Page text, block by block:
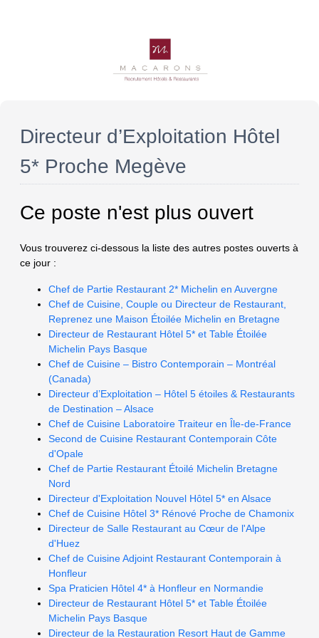
Directeur d’Exploitation Hôtel
5* Proche Megève
Ce poste n'est plus ouvert
Vous trouverez ci-dessous la liste des autres postes ouverts à
ce jour :
Chef de Partie Restaurant 2* Michelin en Auvergne
Chef de Cuisine, Couple ou Directeur de Restaurant,
Reprenez une Maison Étoilée Michelin en Bretagne
Directeur de Restaurant Hôtel 5* et Table Étoilée
Michelin Pays Basque
Chef de Cuisine – Bistro Contemporain – Montréal
(Canada)
Directeur d’Exploitation – Hôtel 5 étoiles & Restaurants
de Destination – Alsace
Chef de Cuisine Laboratoire Traiteur en Île-de-France
Second de Cuisine Restaurant Contemporain Côte
d'Opale
Chef de Partie Restaurant Étoilé Michelin Bretagne
Nord
Directeur d'Exploitation Nouvel Hôtel 5* en Alsace
Chef de Cuisine Hôtel 3* Rénové Proche de Chamonix
Directeur de Salle Restaurant au Cœur de l'Alpe
d'Huez
Chef de Cuisine Adjoint Restaurant Contemporain à
Honfleur
Spa Praticien Hôtel 4* à Honfleur en Normandie
Directeur de Restaurant Hôtel 5* et Table Étoilée
Michelin Pays Basque
Directeur de la Restauration Resort Haut de Gamme